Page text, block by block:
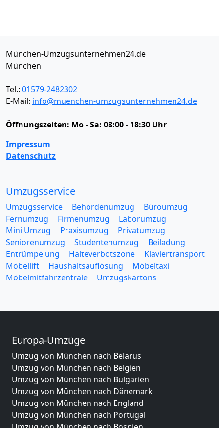
München-Umzugsunternehmen24.de
München
Tel.: 01579-2482302
E-Mail: info@muenchen-umzugsunternehmen24.de
Öffnungszeiten: Mo - Sa: 08:00 - 18:30 Uhr
Impressum
Datenschutz
Umzugsservice
Umzugsservice Behördenumzug
Büroumzug
Fernumzug
Firmenumzug
Laborumzug
Mini Umzug
Praxisumzug
Privatumzug
Seniorenumzug
Studentenumzug
Beiladung
Entrümpelung
Halteverbotszone
Klaviertransport
Möbellift
Haushaltsauflösung
Möbeltaxi
Möbelmitfahrzentrale
Umzugskartons
Europa-Umzüge
Umzug von München nach Belarus
Umzug von München nach Belgien
Umzug von München nach Bulgarien
Umzug von München nach Dänemark
Umzug von München nach England
Umzug von München nach Portugal